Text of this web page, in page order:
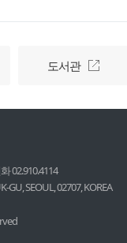
도서관
02.910.4114
GU, SEOUL, 02707, KOREA